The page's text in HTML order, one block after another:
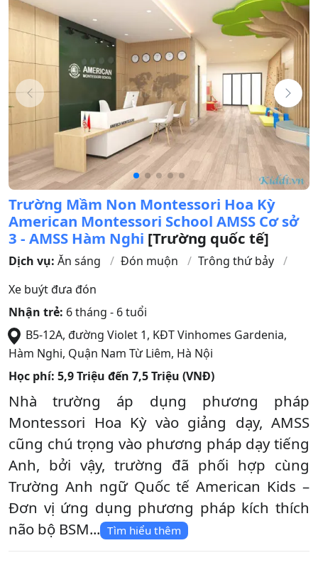
Trường Mầm Non Montessori Hoa Kỳ
American Montessori School AMSS Cơ sở
3 - AMSS Hàm Nghi [Trường quốc tế]
Dịch vụ: Ăn sáng Đón muộn
Trông thứ bảy
Xe buýt đưa đón
Nhận trẻ: 6 tháng - 6 tuổi
B5-12A, đường Violet 1, KĐT Vinhomes Gardenia,
Hàm Nghi, Quận Nam Từ Liêm, Hà Nội
Học phí: 5,9 Triệu đến 7,5 Triệu (VNĐ)
Nhà trường áp dụng phương pháp
Montessori Hoa Kỳ vào giảng dạy, AMSS
cũng chú trọng vào phương pháp dạy tiếng
Anh, bởi vậy, trường đã phối hợp cùng
Trường Anh ngữ Quốc tế American Kids –
Đơn vị ứng dụng phương pháp kích thích
não bộ BSM... Tìm hiểu thêm